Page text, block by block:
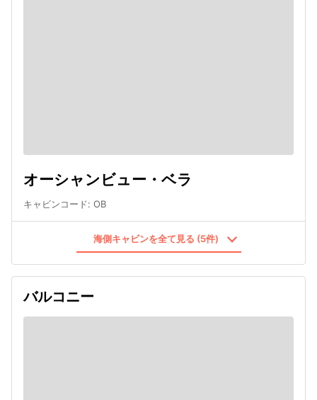
オーシャンビュー・ベラ
キャビンコード: OB
海側キャビンを全て見る (5件)
バルコニー